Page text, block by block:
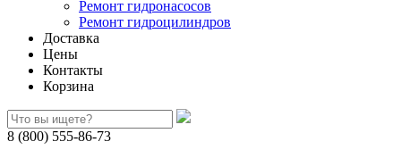
Ремонт гидронасосов
Ремонт гидроцилиндров
Доставка
Цены
Контакты
Корзина
8 (800) 555-86-73